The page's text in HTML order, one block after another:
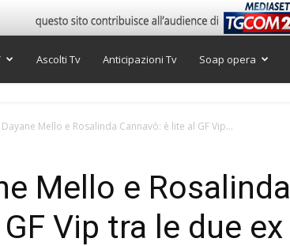
Ascolti Tv Anticipazioni Tv Soap opera
Mello e Rosalinda Cannavò: è lite al GF Vip...
Mello e Rosalinda
Vip tra le due ex